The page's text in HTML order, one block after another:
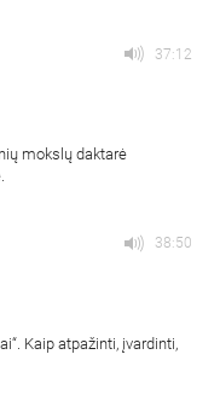
37:12
mokslų daktarė
38:50
Kaip atpažinti, įvardinti,